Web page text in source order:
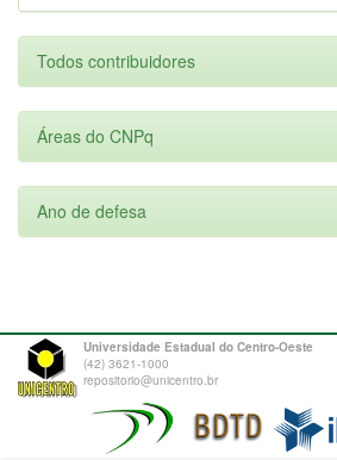
Todos contribuidores
Áreas do CNPq
Ano de defesa
Universidade Estadual do Centro-Oeste
(42) 3621-1000
repositorio@unicentro.br